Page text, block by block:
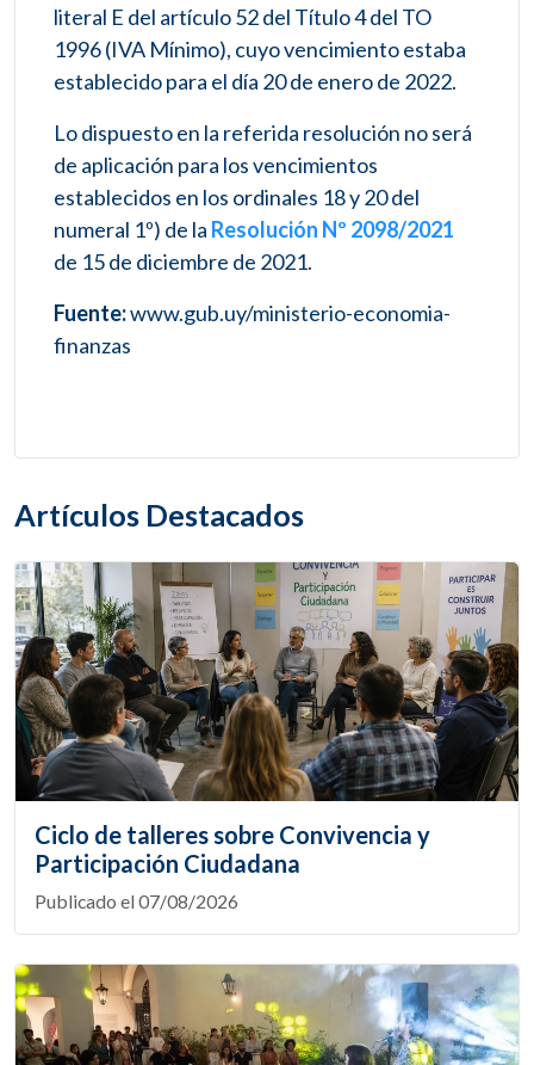
literal E del artículo 52 del Título 4 del TO
1996 (IVA Mínimo), cuyo vencimiento estaba
establecido para el día 20 de enero de 2022.
Lo dispuesto en la referida resolución no será
de aplicación para los vencimientos
establecidos en los ordinales 18 y 20 del
numeral 1º) de la Resolución Nº 2098/2021
de 15 de diciembre de 2021.
Fuente:www.gub.uy/ministerio-economia-
finanzas
Artículos Destacados
Ciclo de talleres sobre Convivencia y
Participación Ciudadana
Publicado el 07/08/2026